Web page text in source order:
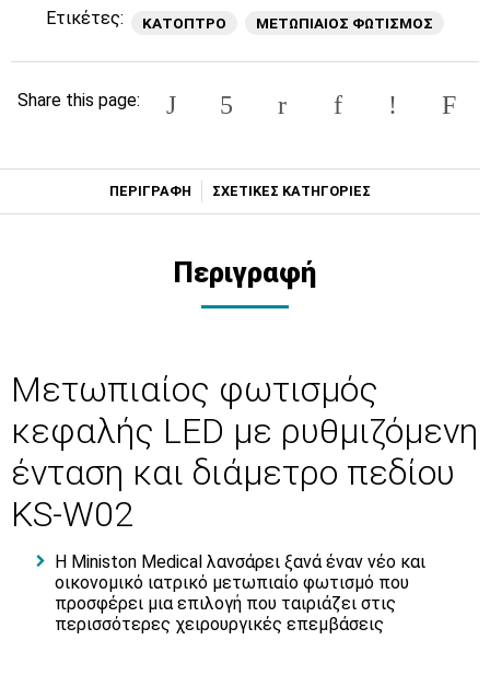
Ετικέτες: ΚΑΤΟΠΤΡΟ ΜΕΤΩΠΙΑΙΟΣ ΦΩΤΙΣΜΟΣ
Share this page:
ΠΕΡΙΓΡΑΦΗ ΣΧΕΤΙΚΕΣ ΚΑΤΗΓΟΡΙΕΣ
Περιγραφή
Μετωπιαίος φωτισμός
κεφαλής LED με ρυθμιζόμενη
ένταση και διάμετρο πεδίου
KS-W02
Η Ministon Medical λανσάρει ξανά έναν νέο και
οικονομικό ιατρικό μετωπιαίο φωτισμό που
προσφέρει μια επιλογή που ταιριάζει στις
περισσότερες χειρουργικές επεμβάσεις